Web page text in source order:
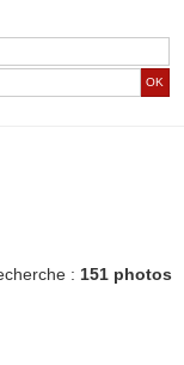
OK
: 151 photos